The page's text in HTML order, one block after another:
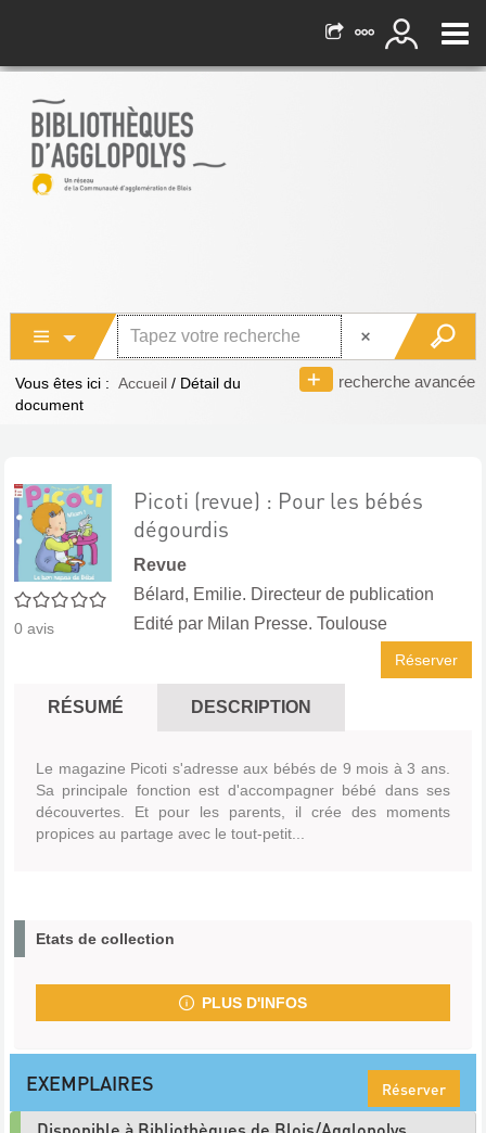
recherche avancée
Vous êtes ici : Accueil / Détail du
document
0/5
0 avis
Picoti (revue) : Pour les bébés
dégourdis
Revue
Bélard, Emilie. Directeur de publication
Edité par Milan Presse. Toulouse
Réserver
RÉSUMÉ DESCRIPTION
Le magazine Picoti s'adresse aux bébés de 9 mois à 3 ans.
Sa principale fonction est d'accompagner bébé dans ses
découvertes. Et pour les parents, il crée des moments
propices au partage avec le tout-petit...
Etats de collection
PLUS D'INFOS
EXEMPLAIRES Réserver